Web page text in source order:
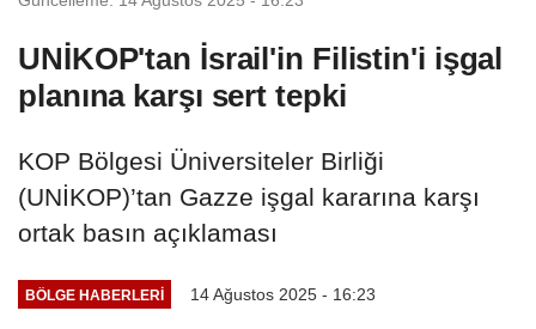
UNİKOP'tan İsrail'in Filistin'i işgal
planına karşı sert tepki
KOP Bölgesi Üniversiteler Birliği
(UNİKOP)’tan Gazze işgal kararına karşı
ortak basın açıklaması
BÖLGE HABERLERİ 14 Ağustos 2025 - 16:23